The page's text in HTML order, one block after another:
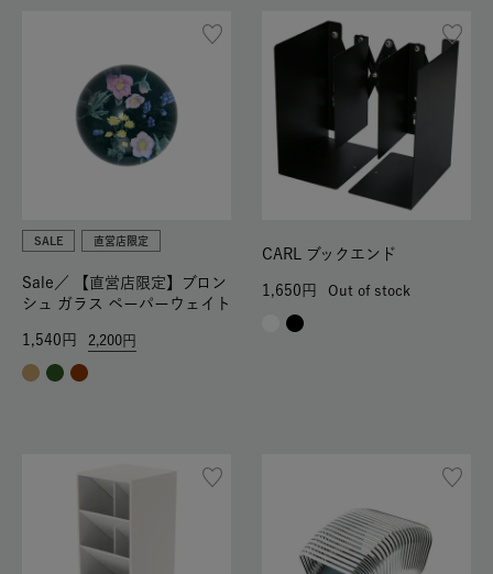
SALE 直営店限定
Sale／
【直営店限定】ブロン
シュ ガラス ペーパーウェイト
2,200
1,540
CARL ブックエンド
1,650 Out of stock